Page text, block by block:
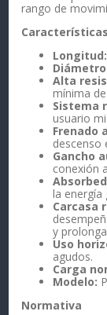
rango de
Longitud:
Alta
mínima
Sistema
usuario
Frenado
descenso
Gancho
conexión
la energía
Carcasa
y
Uso
agudos.
Carga
Modelo:
Normativa